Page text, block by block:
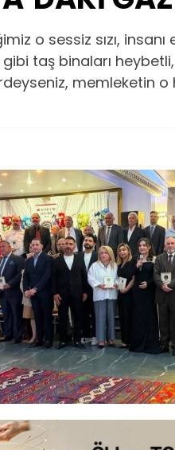
o sessiz sızı,
taş binaları
memleketin o